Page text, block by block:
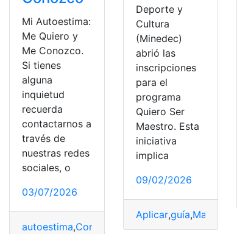
Mi Autoestima:
Me Quiero y
Me Conozco.
Si tienes
alguna
inquietud
recuerda
contactarnos a
través de
nuestras redes
sociales, o
03/07/2026
autoestima,Conozco Cuadernillo,Gratis,Imprimir
Deporte y
Cultura
(Minedec)
abrió las
inscripciones
para el
programa
Quiero Ser
Maestro. Esta
iniciativa
implica
09/02/2026
Aplicar,guía,Maestro